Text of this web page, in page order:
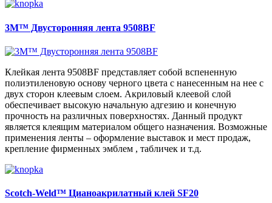
3M™ Двусторонняя лента 9508BF
Клейкая лента 9508BF представляет собой вспененную
полиэтиленовую основу черного цвета с нанесенным на нее с
двух сторон клеевым слоем. Акриловый клеевой слой
обеспечивает высокую начальную адгезию и конечную
прочность на различных поверхностях. Данный продукт
является клеящим материалом общего назначения. Возможные
применения ленты – оформление выставок и мест продаж,
крепление фирменных эмблем , табличек и т.д.
Scotch-Weld™ Цианоакрилатный клей SF20